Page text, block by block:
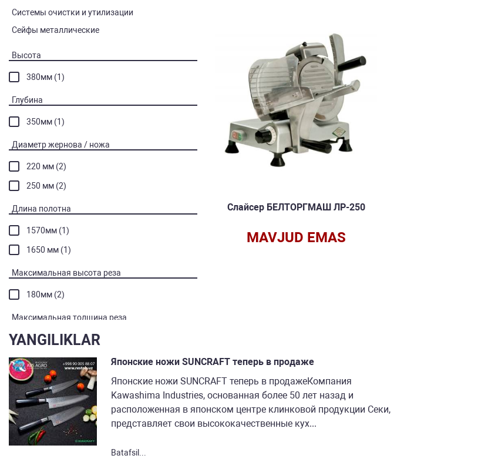
Системы очистки и утилизации
Сейфы металлические
Высота
380мм (1)
Глубина
350мм (1)
Диаметр жернова / ножа
220 мм (2)
250 мм (2)
Длина полотна
1570мм (1)
1650 мм (1)
Максимальная высота реза
180мм (2)
Максимальная толщина реза
155 мм (1)
185мм (1)
Материал корпуса
Нержавеющая сталь (1)
Сталь (1)
алюминий (2)
Слайсер БЕЛТОРГМАШ ЛР-250
MAVJUD EMAS
YANGILIKLAR
Японские ножи SUNCRAFT теперь в продаже
Японские ножи SUNCRAFT теперь в продажеКомпания
Kawashima Industries, основанная более 50 лет назад и
расположенная в японском центре клинковой продукции Секи,
представляет свои высококачественные кух...
Batafsil...